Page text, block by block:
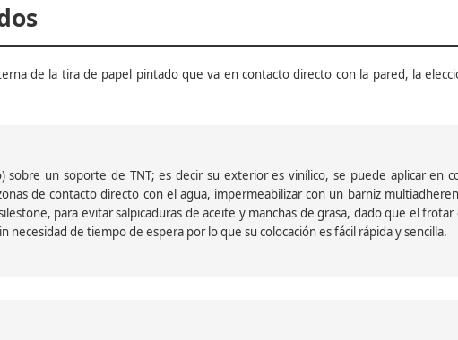
de la tira de papel pintado que va en contacto directo con la pared, la
sobre un soporte de TNT; es decir su exterior es vinílico, se puede aplicar en
de contacto directo con el agua, impermeabilizar con un barniz
para evitar salpicaduras de aceite y manchas de grasa, dado que el frotar
necesidad de tiempo de espera por lo que su colocación es fácil rápida y sencilla.